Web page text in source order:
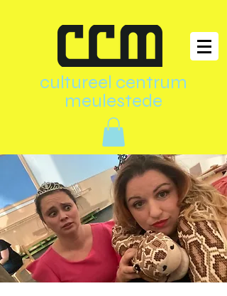
cultureel centrum
meulestede